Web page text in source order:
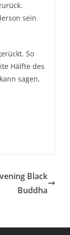
sein
So
Hälfte des
sagen,
Black
Buddha